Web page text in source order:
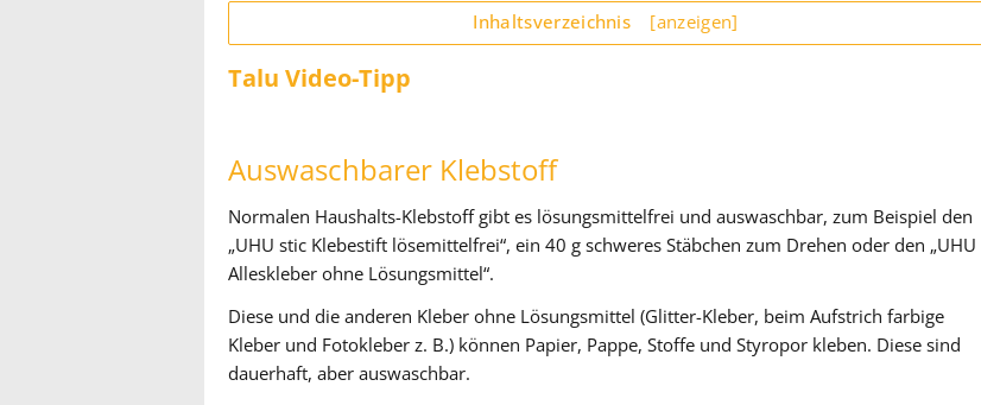
Inhaltsverzeichnis [anzeigen]
Talu Video-Tipp
Auswaschbarer Klebstoff
Normalen Haushalts-Klebstoff gibt es lösungsmittelfrei und auswaschbar, zum Beispiel den
„UHU stic Klebestift lösemittelfrei“, ein 40 g schweres Stäbchen zum Drehen oder den „UHU
Alleskleber ohne Lösungsmittel“.
Diese und die anderen Kleber ohne Lösungsmittel (Glitter-Kleber, beim Aufstrich farbige
Kleber und Fotokleber z. B.) können Papier, Pappe, Stoffe und Styropor kleben. Diese sind
dauerhaft, aber auswaschbar.